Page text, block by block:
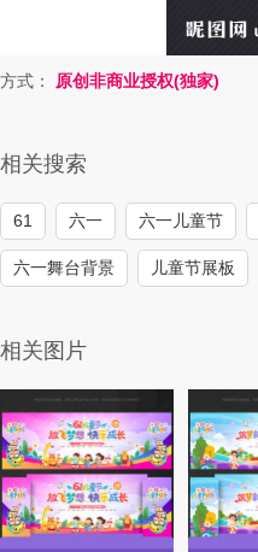
方式： 原创非商业授权(独家)
相关搜索
61 六一 六一儿童节
六一舞台背景 儿童节展板
相关图片